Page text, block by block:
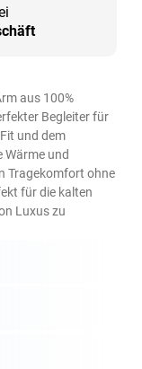
aus 100%
Begleiter für
und dem
Wärme und
Tragekomfort ohne
für die kalten
Luxus zu